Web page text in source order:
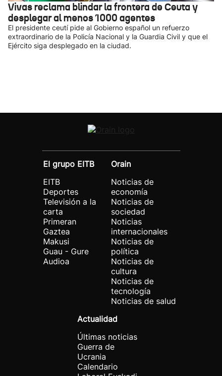
Vivas reclama blindar la frontera de Ceuta y
desplegar al menos 1000 agentes
El presidente ceutí pide al Gobierno español un refuerzo
extraordinario de la Policía Nacional y la Guardia Civil y que el
Ejército siga desplegado en la ciudad.
El grupo EITB
EITB
Deportes
Televisión a la
carta
Primeran
Gaztea
Makusi
Guau - Gure
Audioa
Orain
Noticias de
economía
Noticias de
sociedad
Noticias
internacionales
Noticias de
política
Noticias de
cultura
Noticias de
tecnología
Noticias de salud
Actualidad
Últimas noticias
Guerra de
Ucrania
Calendario